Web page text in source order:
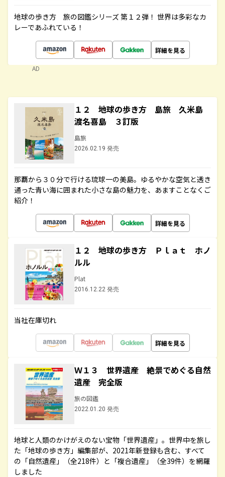
地球の歩き方 旅の図鑑シリーズ 第１２弾！ 世界は多彩なカ
レーであふれている！
詳細を見る
AD
１２ 地球の歩き方 島旅 久米島
渡名喜島 ３訂版
島旅
2026.02.19 発売
那覇から３０分で行ける琉球一の美島。ゆるやかな空気と透き
通った青い海に囲まれた小さな島の魅力を、あますことなくご
紹介！
詳細を見る
１２ 地球の歩き方 Ｐｌａｔ ホノ
ルル
Plat
2016.12.22 発売
当社在庫切れ
詳細を見る
Ｗ１３ 世界遺産 絶景でめぐる自然
遺産 完全版
旅の図鑑
2022.01.20 発売
地球と人類のかけがえのない宝物「世界遺産」。世界中を旅し
た「地球の歩き方」編集部が、2021年新登録も含む、すべて
の「自然遺産」（全218件）と「複合遺産」（全39件）を網羅
しました